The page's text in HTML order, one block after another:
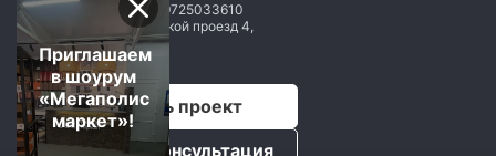
ООО Мегаполис ИНН: 9725033610
119071
2 Донской проезд 4,
строение 1, пом. 435
Рассчитать проект
Бесплатная консультация
Приглашаем
в шоурум
«Мегаполис
маркет»!